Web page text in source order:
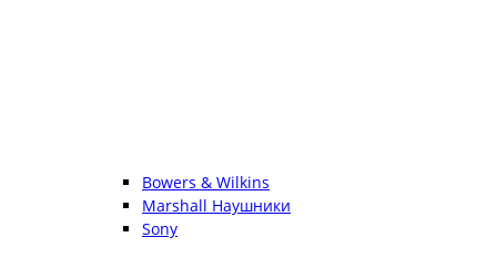
Bowers & Wilkins
Marshall Наушники
Sony